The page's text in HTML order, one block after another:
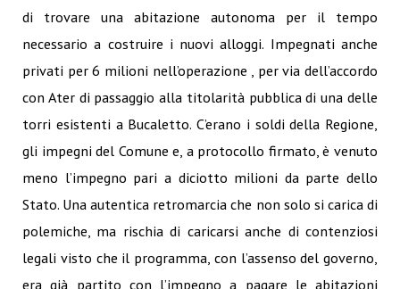
di trovare una abitazione autonoma per il tempo
necessario a costruire i nuovi alloggi. Impegnati anche
privati per 6 milioni nell’operazione , per via dell’accordo
con Ater di passaggio alla titolarità pubblica di una delle
torri esistenti a Bucaletto. C’erano i soldi della Regione,
gli impegni del Comune e, a protocollo firmato, è venuto
meno l’impegno pari a diciotto milioni da parte dello
Stato. Una autentica retromarcia che non solo si carica di
polemiche, ma rischia di caricarsi anche di contenziosi
legali visto che il programma, con l’assenso del governo,
era già partito con l’impegno a pagare le abitazioni